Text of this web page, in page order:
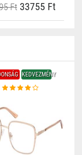
Ft33755 Ft
KEDVEZMÉNY